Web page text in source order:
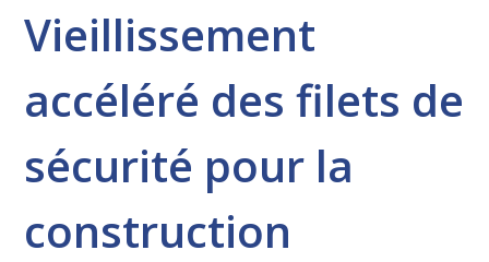
Vieillissement
accéléré des filets de
sécurité pour la
construction